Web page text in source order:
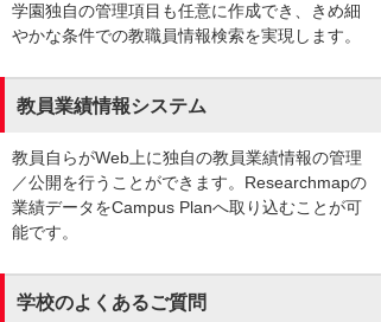
学園独自の管理項目も任意に作成でき、きめ細
やかな条件での教職員情報検索を実現します。
教員業績情報システム
教員自らがWeb上に独自の教員業績情報の管理
／公開を行うことができます。Researchmapの
業績データをCampus Planへ取り込むことが可
能です。
学校のよくあるご質問